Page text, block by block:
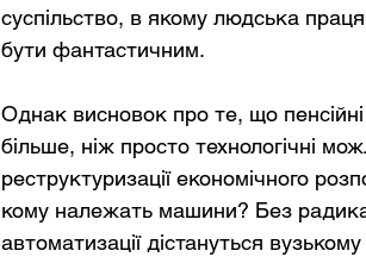
суспільство, в якому людська
бути фантастичним.
Однак висновок про те, що
більше, ніж просто технологічні
реструктуризації економічного
кому належать машини? Без
автоматизації дістануться